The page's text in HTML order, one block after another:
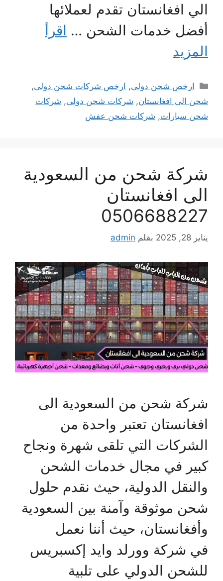
الي افغانستان تقدم لعملائها
أفضل خدمات الشحن … اقرأ
المزيد
التصنيفات
ارخص شحن دولى, ارخص شركات شحن دولى,
شحن الى افغانستان, شركات شحن دولى, شركات
شحن سيارات, شركات شحن عفش
شركة شحن من السعودية
الى افغانستان
0506688227
يناير 28, 2025 بقلم admin
شركة شحن من السعودية الى
افغانستان تعتبر واحدة من
الشركات التي تلقى شهرة ونجاح
كبير في مجال خدمات الشحن
والنقل الدولية، حيث نقدم حلول
شحن موثوقة وآمنة بين السعودية
وأفغانستان، حيث أننا نعمل
في شركة وورلد وايد إكسبريس
للشحن الدولي على تلبية